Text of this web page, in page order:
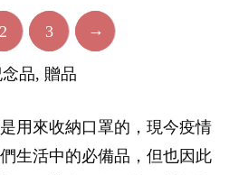
2 3 →
品, 贈品
用來收納口罩的，現今疫情
生活中的必備品，但也因此